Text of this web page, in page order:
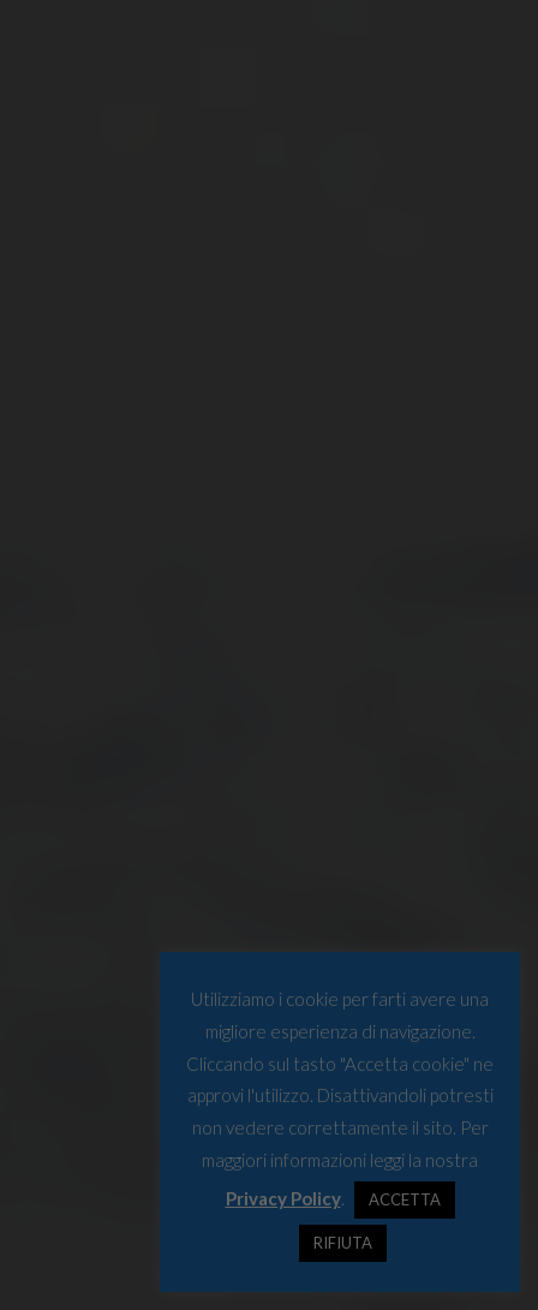
Utilizziamo i cookie per farti avere una
migliore esperienza di navigazione.
Cliccando sul tasto "Accetta cookie" ne
approvi l'utilizzo. Disattivandoli potresti
non vedere correttamente il sito. Per
maggiori informazioni leggi la nostra
Privacy Policy. ACCETTA
RIFIUTA